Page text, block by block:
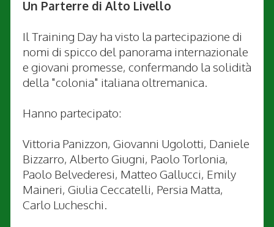
Un Parterre di Alto Livello
Il Training Day ha visto la partecipazione di
nomi di spicco del panorama internazionale
e giovani promesse, confermando la solidità
della "colonia" italiana oltremanica.
Hanno partecipato:
Vittoria Panizzon, Giovanni Ugolotti, Daniele
Bizzarro, Alberto Giugni, Paolo Torlonia,
Paolo Belvederesi, Matteo Gallucci, Emily
Maineri, Giulia Ceccatelli, Persia Matta,
Carlo Lucheschi.